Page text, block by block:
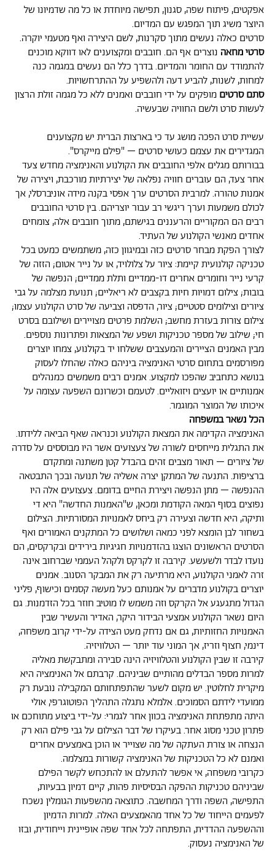
אפקטים, פיתוח שפה, סגנון, תפישה מיוחדת או כל מה שדמיונו של
היוצר משיג תוך המפגש עם המדיום.
סרטים כאלה נעשים מתוך סקרנות, לשם היצירה ואף מטעמי יוקרה.
סרטי מחאהנוצרים אף הם. חובבים ומקצוענים לאו דווקא מוכנים
להתמודד עם החומר והמדיום. בדרך כלל הם נעשים במגמה כנה
למחות, לשנות, להביע דעה ולהשפיע על ההתרחשויות.
סתם סרטים מופקים על ידי חובבים ואמנים ללא כל מגמה זולת הרצון
לעשות סרט ולשם החוויה שבעשיה.
עשיית סרט הפכה מושג עד כי בארצות הברית יש מקצוענים
המגדירים את עצמם כעושי סרטים – "פילם מייקרס".
בבורותם מגלים אלפי החובבים את הקולנוע והאנימציה מחדש צעד
אחר צעד, הם עוברים חוויה נפלאה של יצירתיות מורכבת, ויצירה של
אמנות טהורה. למרבית הסרטים ערך אפסי בקנה מידה אוניברסלי, אך
לכולם משמעות וערך ריגשי רב עבור יוצריהם. בין סרטי החובבים
רבים הם המקוריים והרעננים בגישתם, מתוך חובבים אלה, צומחים
אחדים מאנשי הקולנוע של העתיד.
לצורך הפקת מבחר סרטים כזה ובמיגוון כזה, משתמשים כמעט בכל
טכניקה קולנועית קיימת: ציור על צלולויד, או על נייר אטום; הזזה של
קרעי נייר וחומרים אחרים דו-ממדיים ותלת ממדיים; הנפשה של
בובות; צילום דמויות חיות בקצבים לא ריאליים; תנועת מצלמה על גבי
ציורים וצילומים סטטיים; ציור, הדפסה וצביעה של סרט הקולנוע עצמו;
צילום צורות בעזרת מחשב; השלמת פרטים מצויירים ושילובם בסרט
חי; שילוב של מספר טכניקות ושפע של המצאות ופתרונות נוספים.
מבין האמנים הציירים והמעצבים ששלחו יד בקולנוע, צמחו יוצרים
מפורסמים בתחום סרטי האנימציה ביניהם כאלה שהחלו לעסוק
בנושא כתחביב שהפכו למקצוע. אמנים רבים משמשים כמנהלים
אמנותיים או יועצים ויזואליים. לטעמם וכשרונם השפעה עצומה על
איכותו של המוצר המוגמר.
הכל נשאר במשפחה
האנימציה הקדימה את המצאת הקולנוע וכנראה שאף הביאה ללידתו.
את התגלית מייחסים לשורה של צעצועים אשר היו מבוססים על סדרה
של ציורים – תאור מצבים זהים בהבדל קטן משתנה ומתקדם
ברציפות. התנעה של המתקן יצרה אשליה של תנועה ובכך התבטאה
ההנפשה – מתן הנפשה ויצירת החיים בדומם. צעצועים אלה היו
נפוצים בסוף המאה הקודמת ומכאן, ש"האמנות החדשה" היא די
ותיקה, היא חדשה וצעירה רק ביחס לאמנויות המסורתיות. הצילום
בשחור לבן הומצא לפני כמאה ושלושים כל המתקנים האמורים ואף
הסרטים הראשונים הוצגו בהזדמנויות חגיגיות בירידים ובקרקסים, הם
נועדו לבדר ולשעשע. קירבה זו לקרקס ולקהל העממי שברחוב אינה
זרה לאמני הקולנוע, היא מרתיעה רק את המבקר הסנוב. אמנים
יוצרים בקולנוע מדברים על אמנותם כעל מעשה קסמים וכישוף, פליני
הגדול מתגעגע אל הקרקס וזה משמש לו מוטיב חוזר בכל הזדמנות. גם
היום נשאר הקולנוע אמצעי הבידור היקר, האדיר והעשיר שבין
האמנויות החזותיות, גם אם נדחק מעט הצידה על-ידי קרוב משפחה,
דינמי, חצוף וזריז, אך המוני עוד יותר – הטלוויזיה.
קירבה זו שבין הקולנוע והטלוויזיה הינה סבירה ומתבקשת מאליה
למרות מספר הבדלים מהותיים שביניהם. קרבתם אל האנימציה היא
מיקרית לחלוטין. יש מקום לשער שהתפתחותם המקבילה נובעת רק
ממועדי לידתם הסמוכים. אלמלא נתגלה התהליך הפוטוגרפי, אולי
היתה מתפתחת האנימציה בכוון אחר לגמרי: על-ידי ביצוע מתוחכם או
פתרון טכני מסוג אחר. בעיקרו של דבר הצילום על גבי פילם הוא רק
הנצחה או צורת העתקה של מה שצוייר או הוכן באמצעים אחרים
ואמנם לא כל הטכניקות של האנימציה קשורות במצלמה.
כקרובי משפחה, אי אפשר להתעלם או להתכחש לקשר הפילם
שביניהם טכניקות ההפקה הבסיסיות פהות, קיים דמיון בבעיות,
התפישה, השפה ודרך המחשבה. כתוצאה מהשפעות הגומלין נשכח
לפעמים הייחוד של כל אחד מהאמצעים האלה. למרות הדמיון
וההשפעה ההדדית, התפתחה לכל אחד שפה אופיינית וייחודית, ובזו
של האנימציה נעסוק.